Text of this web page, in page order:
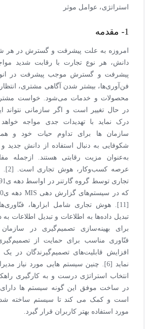
استراتژی، عوامل موثر
1- مقدمه
امروزه به علت پیشرفت و گسترش در هر
دانش، هر نوع تجارت با رقابت شدید
پیشرفت و گسترش موجب پیشرفت در
فن‌آوری‌ها، بیشتر شدن آگاهی مشتری،
محصولات و خدمات می‌شود. خواست
در حال تغییر است و اگر سازمانی نتواند
درک نماید با تهدیدات جدی مواجه خواهد
سازمان ها برای تداوم حیات خود و
شکوفایی به دنبال استفاده از دانش جدید و
به‌عنوان مزیت رقابتی هستند. ازجمله
عرصه
[11]. هوش تجاری شامل ابزارها،
تبدیل داده‌ها به اطلاعات و تبدیل اطلاعات به
برای بهینه‌سازی تصمیم‌گیری در
فنّاوری مناسب برای حمایت از
افزایش قابلیت‌های تصمیم‌گیرندگان در
نماید [6]. چنین سیستم هایی مورد نیاز
انتخاب استراتژی درست و به کارگیری
در ساخت موفق این گونه سیستم ها دارای
است و کمک می کند تا سیستم ساخته
مورد استفاده بهتر کاربران قرار گیرد.